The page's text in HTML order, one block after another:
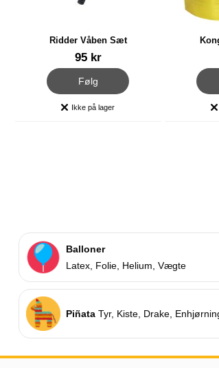
Ridder Våben Sæt
95 kr
Følg
, Ridder Våben Sæt
Produkttilgængelighed:
Ikke på lager
,
Balloner
Latex, Folie, Helium, Vægte
Piñata Tyr, Kiste, Drake,